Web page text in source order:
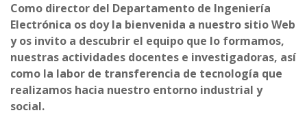
Como director del Departamento de Ingeniería
Electrónica os doy la bienvenida a nuestro sitio Web
y os invito a descubrir el equipo que lo formamos,
nuestras actividades docentes e investigadoras, así
como la labor de transferencia de tecnología que
realizamos hacia nuestro entorno industrial y
social.